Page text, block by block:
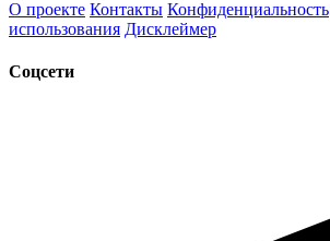
О проекте Контакты Конфиденциальность
использования Дисклеймер
Соцсети